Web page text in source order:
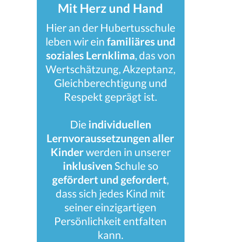
Mit Herz und Hand
Hier an der Hubertusschule
leben wir ein familiäres und
soziales Lernklima, das von
Wertschätzung, Akzeptanz,
Gleichberechtigung und
Respekt geprägt ist.
Die individuellen
Lernvoraussetzungen aller
Kinderwerden in unserer
inklusiven Schule so
gefördert und gefordert,
dass sich jedes Kind mit
seiner einzigartigen
Persönlichkeit entfalten
kann.